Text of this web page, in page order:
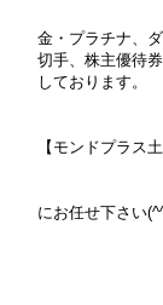
金・プラチナ、
切手、株主優待
しております。
【モンドプラス土
にお任せ下さい